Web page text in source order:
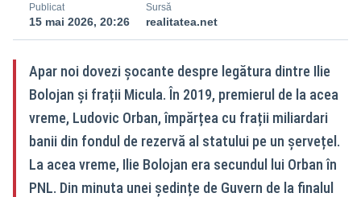
Publicat
15 mai 2026, 20:26
Sursă
realitatea.net
Apar noi dovezi șocante despre legătura dintre Ilie
Bolojan și frații Micula. În 2019, premierul de la acea
vreme, Ludovic Orban, împărțea cu frații miliardari
banii din fondul de rezervă al statului pe un șervețel.
La acea vreme, Ilie Bolojan era secundul lui Orban în
PNL. Din minuta unei ședințe de Guvern de la finalul